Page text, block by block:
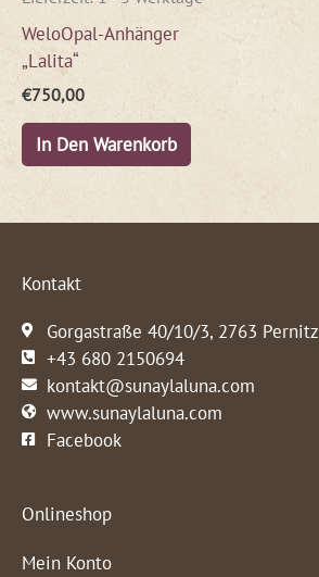
WeloOpal-Anhänger
„Lalita“
€750,00
In Den Warenkorb
Kontakt
Gorgastraße 40/10/3, 2763 Pernitz
+43 680 2150694
kontakt@sunaylaluna.com
www.sunaylaluna.com
Facebook
Onlineshop
Mein Konto